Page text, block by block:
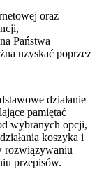
oraz
Państwa
uzyskać poprzez
działanie
pamiętać
wybranych opcji,
koszyka i
rozwiązywaniu
przepisów.